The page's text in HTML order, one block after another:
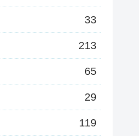
33
213
65
29
119